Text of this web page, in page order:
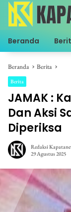
Langsung
konten
Beranda
Beranda Berita
Berita
JAMAK :
Dan Aksi
Diperiksa
Redaksi
29 Agustus 2025